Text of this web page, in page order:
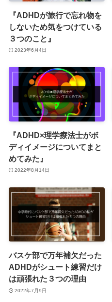
『ADHDが旅行で忘れ物を
しないため気をつけている
３つのこと』
2023年6月4日
『ADHD×理学療法士がボ
ディイメージについてまと
めてみた』
2022年8月14日
バスケ部で万年補欠だった
ADHDがシュート練習だけ
は頑張れた３つの理由
2022年7月9日